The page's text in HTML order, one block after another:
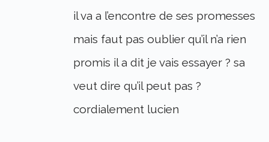
il va a l’encontre de ses promesses
mais faut pas oublier qu’il n’a rien
promis il a dit je vais essayer ? sa
veut dire qu’il peut pas ?
cordialement lucien